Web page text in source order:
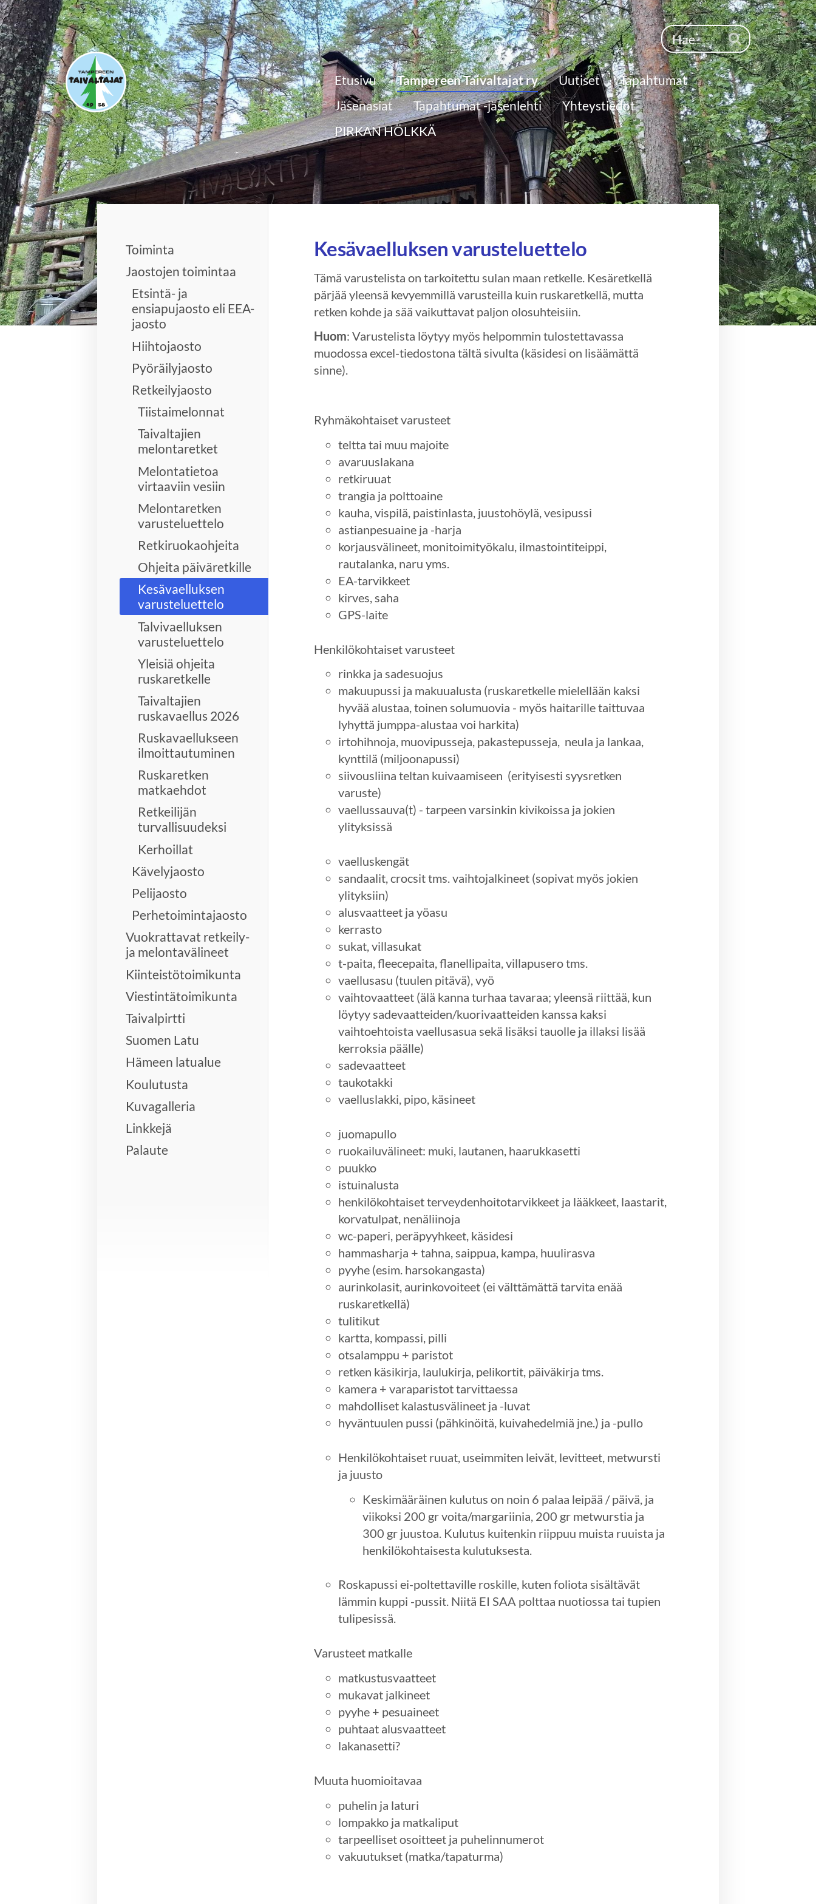
Siirry
sivun
sisältöön
Haku
Hae
Tampereen Taivaltajat ry Etusivu Tampereen Taivaltajat ry Uutiset
Tapahtumat
Jäsenasiat
Tapahtumat -jäsenlehti
Yhteystiedot
PIRKAN HÖLKKÄ
Toiminta
Jaostojen toimintaa
Etsintä- ja
ensiapujaosto eli EEA-
jaosto
Hiihtojaosto
Pyöräilyjaosto
Retkeilyjaosto
Tiistaimelonnat
Taivaltajien
melontaretket
Melontatietoa
virtaaviin vesiin
Melontaretken
varusteluettelo
Retkiruokaohjeita
Ohjeita päiväretkille
Kesävaelluksen
varusteluettelo
Talvivaelluksen
varusteluettelo
Yleisiä ohjeita
ruskaretkelle
Taivaltajien
ruskavaellus 2026
Ruskavaellukseen
ilmoittautuminen
Ruskaretken
matkaehdot
Retkeilijän
turvallisuudeksi
Kerhoillat
Kävelyjaosto
Pelijaosto
Perhetoimintajaosto
Vuokrattavat retkeily-
ja melontavälineet
Kiinteistötoimikunta
Viestintätoimikunta
Taivalpirtti
Suomen Latu
Hämeen latualue
Koulutusta
Kuvagalleria
Linkkejä
Palaute
Kesävaelluksen varusteluettelo
Tämä varustelista on tarkoitettu sulan maan retkelle. Kesäretkellä
pärjää yleensä kevyemmillä varusteilla kuin ruskaretkellä, mutta
retken kohde ja sää vaikuttavat paljon olosuhteisiin.
Huom: Varustelista löytyy myös helpommin tulostettavassa
muodossa excel-tiedostona tältä sivulta (käsidesi on lisäämättä
sinne).
Ryhmäkohtaiset varusteet
teltta tai muu majoite
avaruuslakana
retkiruuat
trangia ja polttoaine
kauha, vispilä, paistinlasta, juustohöylä, vesipussi
astianpesuaine ja -harja
korjausvälineet, monitoimityökalu, ilmastointiteippi,
rautalanka, naru yms.
EA-tarvikkeet
kirves, saha
GPS-laite
Henkilökohtaiset varusteet
rinkka ja sadesuojus
makuupussi ja makuualusta (ruskaretkelle mielellään kaksi
hyvää alustaa, toinen solumuovia - myös haitarille taittuvaa
lyhyttä jumppa-alustaa voi harkita)
irtohihnoja, muovipusseja, pakastepusseja, neula ja lankaa,
kynttilä (miljoonapussi)
siivousliina teltan kuivaamiseen (erityisesti syysretken
varuste)
vaellussauva(t) - tarpeen varsinkin kivikoissa ja jokien
ylityksissä
vaelluskengät
sandaalit, crocsit tms. vaihtojalkineet (sopivat myös jokien
ylityksiin)
alusvaatteet ja yöasu
kerrasto
sukat, villasukat
t-paita, fleecepaita, flanellipaita, villapusero tms.
vaellusasu (tuulen pitävä), vyö
vaihtovaatteet (älä kanna turhaa tavaraa; yleensä riittää, kun
löytyy sadevaatteiden/kuorivaatteiden kanssa kaksi
vaihtoehtoista vaellusasua sekä lisäksi tauolle ja illaksi lisää
kerroksia päälle)
sadevaatteet
taukotakki
vaelluslakki, pipo, käsineet
juomapullo
ruokailuvälineet: muki, lautanen, haarukkasetti
puukko
istuinalusta
henkilökohtaiset terveydenhoitotarvikkeet ja lääkkeet, laastarit,
korvatulpat, nenäliinoja
wc-paperi, peräpyyhkeet, käsidesi
hammasharja + tahna, saippua, kampa, huulirasva
pyyhe (esim. harsokangasta)
aurinkolasit, aurinkovoiteet (ei välttämättä tarvita enää
ruskaretkellä)
tulitikut
kartta, kompassi, pilli
otsalamppu + paristot
retken käsikirja, laulukirja, pelikortit, päiväkirja tms.
kamera + varaparistot tarvittaessa
mahdolliset kalastusvälineet ja -luvat
hyväntuulen pussi (pähkinöitä, kuivahedelmiä jne.) ja -pullo
Henkilökohtaiset ruuat, useimmiten leivät, levitteet, metwursti
ja juusto
Keskimääräinen kulutus on noin 6 palaa leipää / päivä, ja
viikoksi 200 gr voita/margariinia, 200 gr metwurstia ja
300 gr juustoa. Kulutus kuitenkin riippuu muista ruuista ja
henkilökohtaisesta kulutuksesta.
Roskapussi ei-poltettaville roskille, kuten foliota sisältävät
lämmin kuppi -pussit. Niitä EI SAA polttaa nuotiossa tai tupien
tulipesissä.
Varusteet matkalle
matkustusvaatteet
mukavat jalkineet
pyyhe + pesuaineet
puhtaat alusvaatteet
lakanasetti?
Muuta huomioitavaa
puhelin ja laturi
lompakko ja matkaliput
tarpeelliset osoitteet ja puhelinnumerot
vakuutukset (matka/tapaturma)